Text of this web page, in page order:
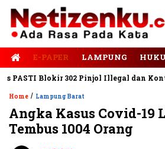
E-PAPER LAMPUNG
Blokir 302 Pinjol Illegal dan Konten
Home / Lampung Barat
Angka Kasus Covid-19
Tembus 1004 Orang